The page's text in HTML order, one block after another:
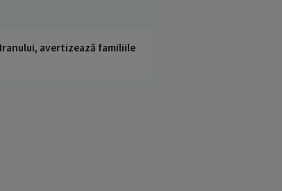
avertizează familiile